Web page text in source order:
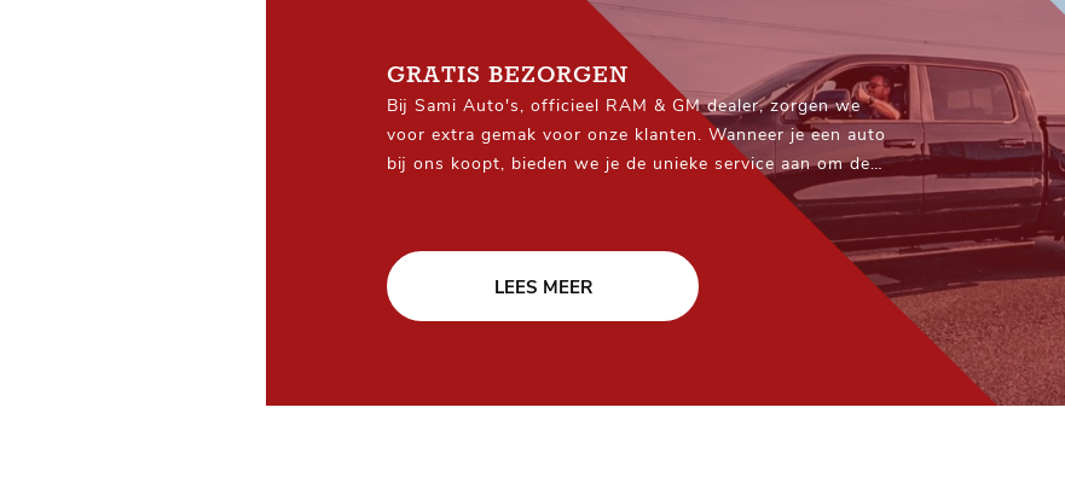
GRATIS BEZORGEN
Bij Sami Auto's, officieel RAM & GM dealer, zorgen we
voor extra gemak voor onze klanten. Wanneer je een auto
bij ons koopt, bieden we je de unieke service aan om de
Pick-Up gratis naar je gewenste locatie te brengen – waar
je ook woont in heel Nederland(uitgezonderd eilanden)!
LEES MEER